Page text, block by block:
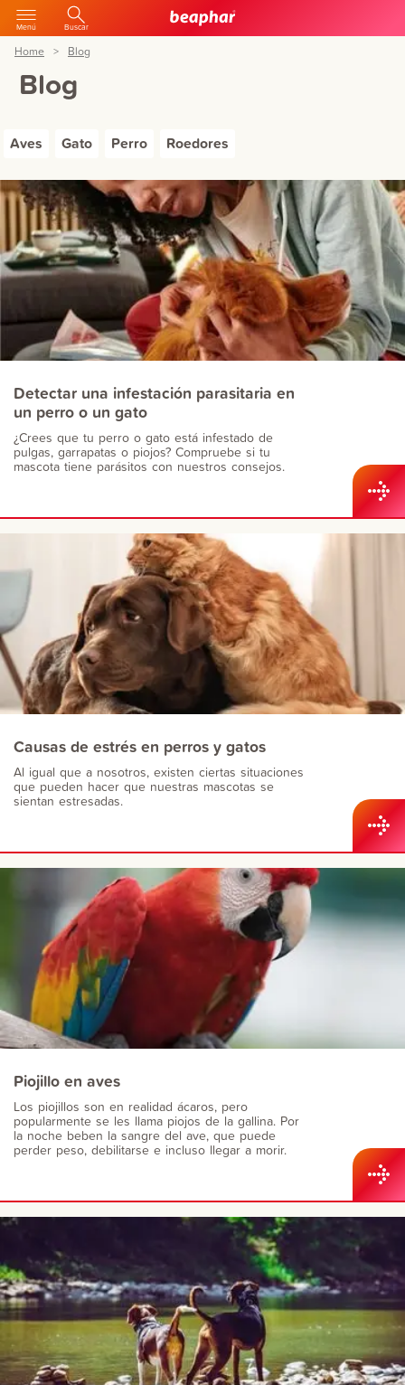
Menú Buscar
Home Blog
Blog
Aves Gato Perro Roedores
Detectar una infestación parasitaria en
un perro o un gato
¿Crees que tu perro o gato está infestado de
pulgas, garrapatas o piojos? Compruebe si tu
mascota tiene parásitos con nuestros consejos.
Causas de estrés en perros y gatos
Al igual que a nosotros, existen ciertas situaciones
que pueden hacer que nuestras mascotas se
sientan estresadas.
Piojillo en aves
Los piojillos son en realidad ácaros, pero
popularmente se les llama piojos de la gallina. Por
la noche beben la sangre del ave, que puede
perder peso, debilitarse e incluso llegar a morir.